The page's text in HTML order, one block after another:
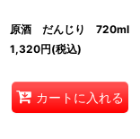
原酒 だんじり 720ml
1,320円(税込)
カートに入れる